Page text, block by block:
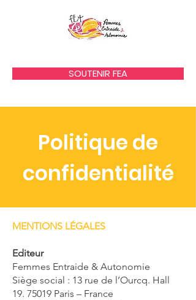
SOUTENIR FEA
Politique de
confidentialité
MENTIONS LÉGALES
Editeur
Femmes Entraide & Autonomie
Siège social : 13 rue de l’Ourcq. Hall
19. 75019 Paris – France